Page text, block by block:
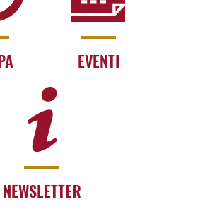
EVENTI
NEWSLETTER